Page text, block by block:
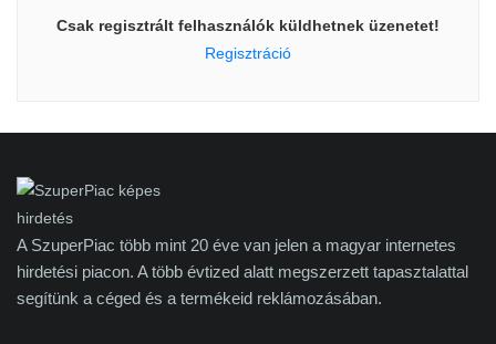
Csak regisztrált felhasználók küldhetnek üzenetet!
Regisztráció
A SzuperPiac több mint 20 éve van jelen a magyar internetes
hirdetési piacon. A több évtized alatt megszerzett tapasztalattal
segítünk a céged és a termékeid reklámozásában.